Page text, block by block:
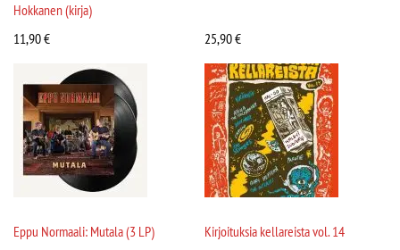
Hokkanen (kirja)
11,90€ 25,90€
Eppu Normaali: Mutala (3 LP)
Kirjoituksia kellareista vol. 14